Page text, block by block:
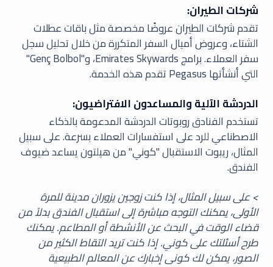
شركات الطيران:
تقدم شركات الطيران عروضًا مخصصة مثل باقات عطلات
الشتاء، وعروض أميال السفر المتكررة من خلال تحليل سجل
سفر العملاء. برامج Emirates Skywards، و"Genç Bolbol"
التي أنشأتها Pegasus تقدم هذه الخدمة.
الدردشة الآلية والمساعدون الافتراضيون:
تستخدم الفنادق روبوتات الدردشة المدعومة بالذكاء
الاصطناعي للرد على استفسارات العملاء بسرعة. على سبيل
المثال، ريبوت الاستقبال "كوني" من هيلتون يساعد ضيوف
الفندق.
> على سبيل المثال، إذا كنت زوجين يزوران مدينة للمرة
الأولى، يمكنك التوجه مباشرة إلى استقبال الفندق بدلاً من
قضاء الوقت في البحث عن الأنشطة أو المطاعم. يمكنك
طرح أسئلتك على كوني. إذا كنت تريد التقاط الكثير من
الصور، يمكن لك كونى إخبارك عن المعالم الطبيعية